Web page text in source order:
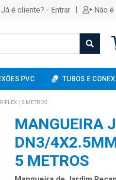
Já é cliente? - Entrar | Não
PVC TUBOS E
| 5 METROS
MANGUEIRA
DN3/
5 METROS